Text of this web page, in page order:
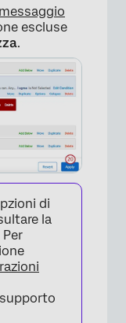
messaggio
escluse
.
di
la
Per